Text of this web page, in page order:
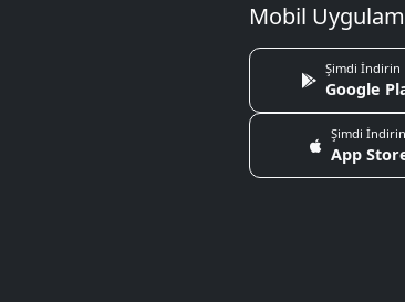
Mobil
Şimdi İndirin
Google
Şimdi İndirin
App